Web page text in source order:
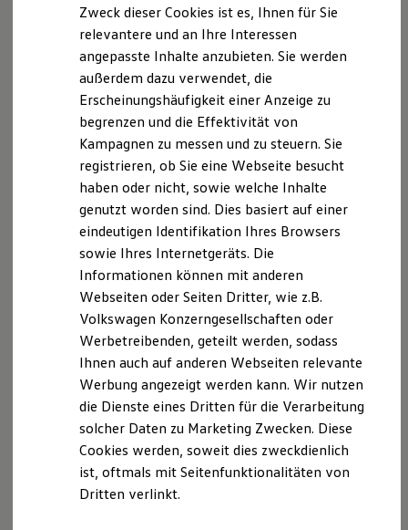
Kaufoptionen
E-Auto-Förderung
Software und Konnektivität
Die ID. Software 6
ID. Software Versionen und Updates
Digitale Extras
Schnittstellen zu Ihrem ID.
Hybridautos
Marke und Erlebnis
Volkswagen R und R Experience
R-Modelle
R Experience
Driving Experience
Volkswagen entdecken
Werkbesichtigung
Lifestyle Shop
T-Roc Kollektion
Golf Kollektion
ID. Kollektion
Volkswagen Kollektion
R-Kollektion
GTI Kollektion
Fußball Drop
we drive football
#wedriveproud
Besitzer und Service
Software Updates
Service und Ersatzteile
Der T-Cross
Wendig, flexibel, vielseitig. Entdecken Sie den
T‑Cross.
Mehr zum T-Cross erfahren
Zweck dieser Cookies ist es, Ihnen für Sie
relevantere und an Ihre Interessen
angepasste Inhalte anzubieten. Sie werden
außerdem dazu verwendet, die
Erscheinungshäufigkeit einer Anzeige zu
begrenzen und die Effektivität von
Kampagnen zu messen und zu steuern. Sie
registrieren, ob Sie eine Webseite besucht
haben oder nicht, sowie welche Inhalte
genutzt worden sind. Dies basiert auf einer
eindeutigen Identifikation Ihres Browsers
sowie Ihres Internetgeräts. Die
Informationen können mit anderen
Webseiten oder Seiten Dritter, wie z.B.
Volkswagen Konzerngesellschaften oder
Werbetreibenden, geteilt werden, sodass
Ihnen auch auf anderen Webseiten relevante
Werbung angezeigt werden kann. Wir nutzen
die Dienste eines Dritten für die Verarbeitung
solcher Daten zu Marketing Zwecken. Diese
Cookies werden, soweit dies zweckdienlich
ist, oftmals mit Seitenfunktionalitäten von
Dritten verlinkt.